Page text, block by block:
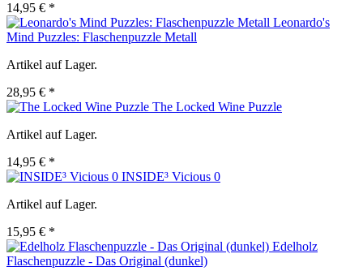
14,95 € *
Leonardo's
Mind Puzzles: Flaschenpuzzle Metall
Artikel auf Lager.
28,95 € *
The Locked Wine Puzzle
Artikel auf Lager.
14,95 € *
INSIDE³ Vicious 0
Artikel auf Lager.
15,95 € *
Edelholz
Flaschenpuzzle - Das Original (dunkel)